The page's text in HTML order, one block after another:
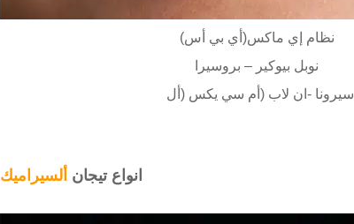
(نظام إي ماكس(أي بي أس
نوبل بيوكير – بروسيرا
سيرونا -ان لاب (أم سي يكس (أل
انواع تيجان ألسيراميك